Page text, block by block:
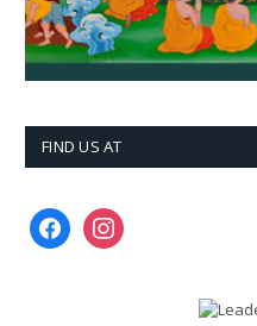
FIND US AT
facebookinstagram